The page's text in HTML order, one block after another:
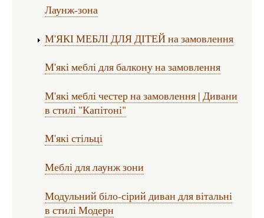
Лаунж-зона
М'ЯКІ МЕБЛІ ДЛЯ ДІТЕЙ на замовлення
М'які меблі для балкону на замовлення
М'які меблі честер на замовлення | Дивани
в стилі "Капітоні"
М'які стільці
Меблі для лаунж зони
Модульний біло-сірий диван для вітальні
в стилі Модерн